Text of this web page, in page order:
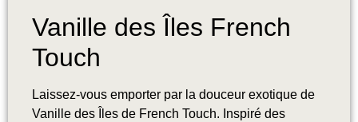
Vanille des Îles French
Touch
Laissez-vous emporter par la douceur exotique de
Vanille des Îles de French Touch. Inspiré des